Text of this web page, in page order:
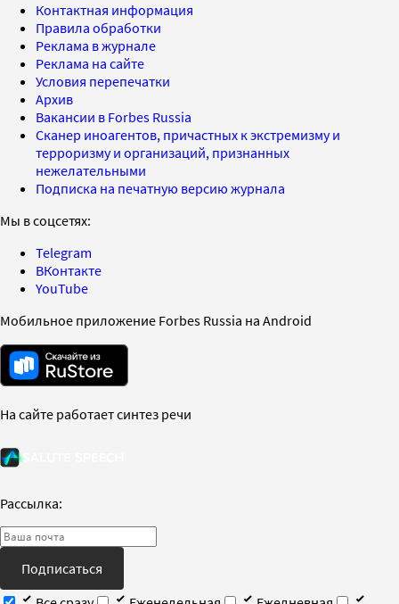
Контактная информация
Правила обработки
Реклама в журнале
Реклама на сайте
Условия перепечатки
Архив
Вакансии в Forbes Russia
Сканер иноагентов, причастных к экстремизму и
терроризму и организаций, признанных
нежелательными
Подписка на печатную версию журнала
Мы в соцсетях:
Telegram
ВКонтакте
YouTube
Мобильное приложение Forbes Russia на Android
На сайте работает синтез речи
Рассылка:
Подписаться